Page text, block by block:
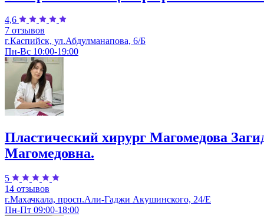
4,6
7 отзывов
г.Каспийск, ул.Абдулманапова, 6/Б
Пн-Вс 10:00-19:00
Пластический хирург Магомедова
Магомедовна.
5
14 отзывов
г.Махачкала, просп.Али-Гаджи Акушинского, 24/Е
Пн-Пт 09:00-18:00